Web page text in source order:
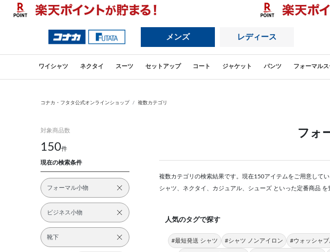
メンズ レディース
ワイシャツ ネクタイ スーツ セットアップ コート ジャケット パンツ フォーマル
コナカ・フタタ公式オンラインショップ 複数カテゴリ
対象商品数
150件
現在の検索条件
フォーマル小物
ビジネス小物
靴下
フォ
複数カテゴリの検索結果です。現在150アイテムをご用意して
シャツ、ネクタイ、カジュアル、シューズ といった定番商品 を
人気のタグで探す
#最短発送 シャツ #シャツ ノンアイロン #ウォッシャ